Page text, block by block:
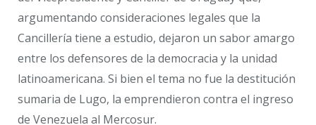
argumentando consideraciones legales que la
Cancillería tiene a estudio, dejaron un sabor amargo
entre los defensores de la democracia y la unidad
latinoamericana. Si bien el tema no fue la destitución
sumaria de Lugo, la emprendieron contra el ingreso
de Venezuela al Mercosur.